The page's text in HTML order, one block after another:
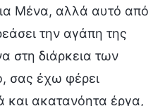
Μένα, αλλά αυτό από
την αγάπη της
στη διάρκεια των
σας έχω φέρει
και ακατανόητα έργα,